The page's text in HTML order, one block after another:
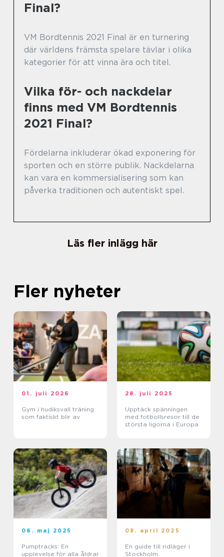
Final?
VM Bordtennis 2021 Final är en turnering
där världens främsta spelare tävlar i olika
kategorier för att vinna ära och titel.
Vilka för- och nackdelar
finns med VM Bordtennis
2021 Final?
Fördelarna inkluderar ökad exponering för
sporten och en större publik. Nackdelarna
kan vara en kommersialisering som kan
påverka traditionen och autentiskt spel.
Läs fler inlägg här
Fler nyheter
01. juli 2026
Gym i hudiksvall träning
som faktiskt blir av
28. juli 2025
Upptäck spänningen
med fotbollsresor till de
största ligorna i Europa
06. maj 2025
Pumptracks: En
upplevelse för alla åldrar
08. april 2025
En guide till ridläger i
Stockholm